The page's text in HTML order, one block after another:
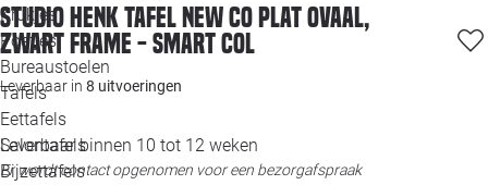
Krukjes
Poefjes
Bureaustoelen
Tafels
Eettafels
Salontafels
Bijzettafels
Studio HENK tafel New Co Plat Ovaal,
zwart frame - Smart Col
Leverbaar in 8 uitvoeringen
Leverbaar binnen 10 tot 12 weken
Er wordt contact opgenomen voor een bezorgafspraak